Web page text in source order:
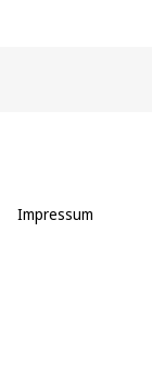
Impressum